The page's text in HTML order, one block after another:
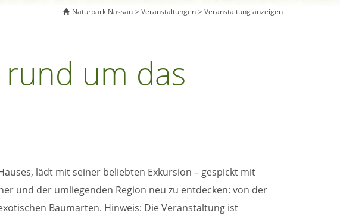
Naturpark Nassau Veranstaltungen Veranstaltung anzeigen
um das
lädt mit seiner beliebten Exkursion – gespickt mit
und der umliegenden Region neu zu entdecken: von der
Baumarten. Hinweis: Die Veranstaltung ist